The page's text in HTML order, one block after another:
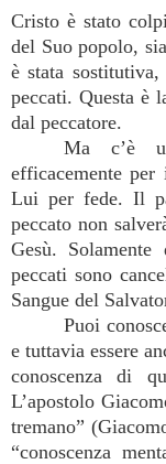
Cristo è stato
del Suo popolo,
è stata
peccati. Questa è
dal peccatore.
Ma c’è
efficacemente
Lui per fede. Il
peccato non
Gesù.
peccati sono
Sangue del
Puoi
e tuttavia essere
conoscenza di
L’apostolo
tremano”
“conoscenza